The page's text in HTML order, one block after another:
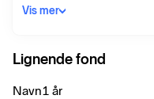
utviklede økonomier,
Målsetningen med fondet
referanseindeksen før
risiko omtrent som
Vis mer
Lignende fond
Navn1 år